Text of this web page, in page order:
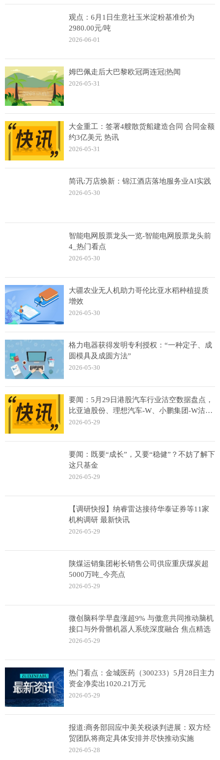
观点：6月1日生意社玉米淀粉基准价为
2980.00元/吨
2026-06-01
姆巴佩走后大巴黎欧冠两连冠|热闻
2026-05-31
大金重工：签署4艘散货船建造合同 合同金额
约3亿美元 热讯
2026-05-31
简讯:万店焕新：锦江酒店落地服务业AI实践
2026-05-30
智能电网股票龙头一览-智能电网股票龙头前
4_热门看点
2026-05-30
大疆农业无人机助力哥伦比亚水稻种植提质
增效
2026-05-30
格力电器获得发明专利授权：“一种定子、成
圆模具及成圆方法”
2026-05-30
要闻：5月29日港股汽车行业沽空数据盘点，
比亚迪股份、理想汽车-W、小鹏集团-W沽空
金额位居行业前三
2026-05-29
要闻：既要“成长”，又要“稳健”？不妨了解下
这只基金
2026-05-29
【调研快报】纳睿雷达接待华泰证券等11家
机构调研 最新快讯
2026-05-29
陕煤运销集团彬长销售公司供应重庆煤炭超
5000万吨_今亮点
2026-05-29
微创脑科学早盘涨超9% 与傲意共同推动脑机
接口与外骨骼机器人系统深度融合 焦点精选
2026-05-29
热门看点：金城医药（300233）5月28日主力
资金净卖出1020.21万元
2026-05-29
报道:商务部回应中美关税谈判进展：双方经
贸团队将商定具体安排并尽快推动实施
2026-05-28